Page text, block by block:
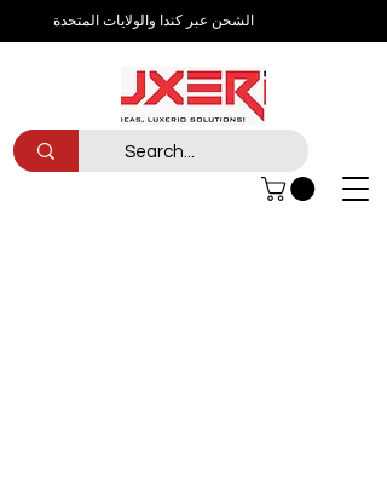
الشحن عبر كندا والولايات المتحدة